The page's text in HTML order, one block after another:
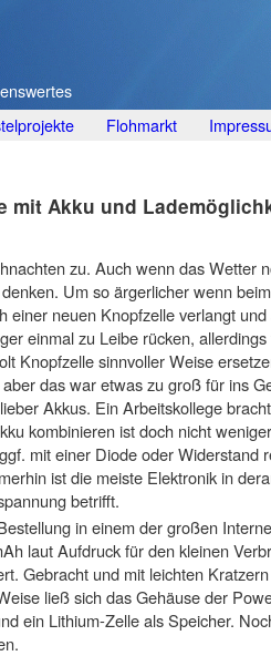
Flohmarkt
mit Akku und
zu. Auch wenn das Wetter
Um so ärgerlicher wenn
einer neuen Knopfzelle verlangt
einmal zu Leibe rücken,
Knopfzelle sinnvoller Weise
das war etwas zu groß für ins
Akkus. Ein Arbeitskollege
kombinieren ist doch nicht
mit einer Diode oder Widerstand
ist die meiste Elektronik in
betrifft.
in einem der großen
laut Aufdruck für den kleinen
Gebracht und mit leichten
ließ sich das Gehäuse der
ein Lithium-Zelle als Speicher.